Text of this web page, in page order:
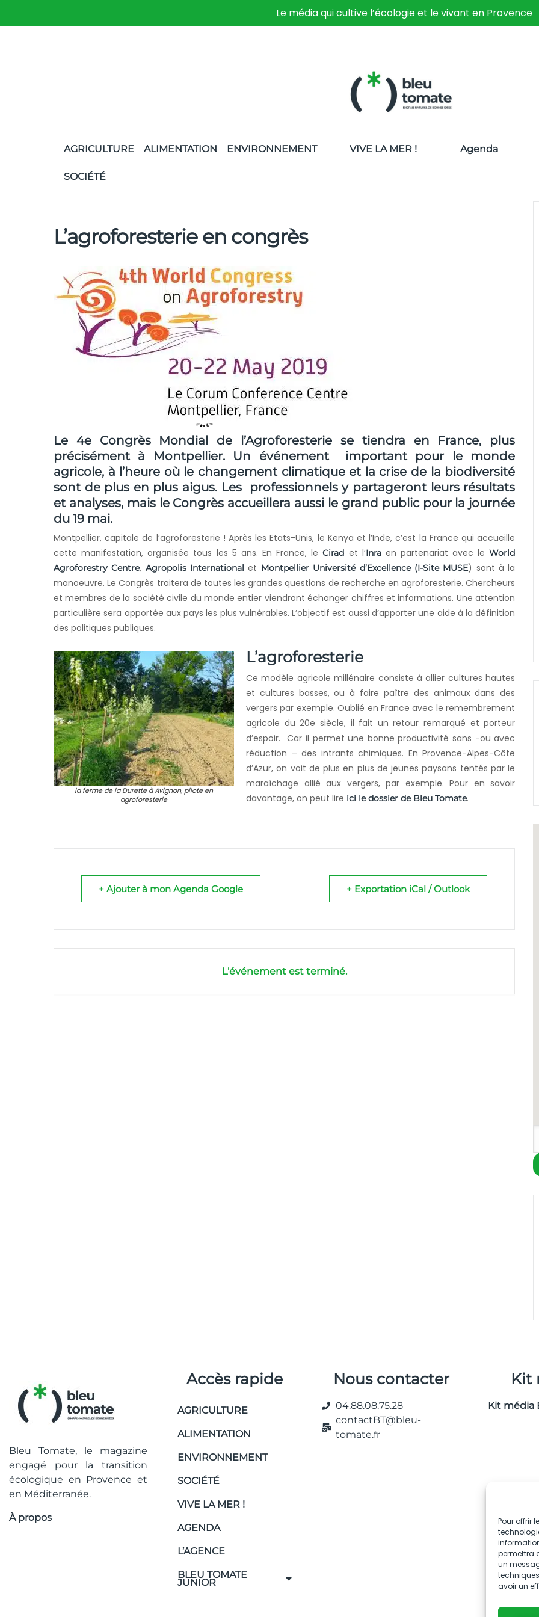
Pour offrir
permettra
un
avoir un
Le média qui cultive l’écologie et le vivant en Provence
AGRICULTURE ALIMENTATION ENVIRONNEMENT
SOCIÉTÉ
VIVE LA MER ! Agenda
L’agroforesterie en congrès
Le 4e Congrès Mondial de l’Agroforesterie se tiendra en France, plus
précisément à Montpellier. Un événement important pour le monde
agricole, à l’heure où le changement climatique et la crise de la biodiversité
sont de plus en plus aigus. Les professionnels y partageront leurs résultats
et analyses, mais le Congrès accueillera aussi le grand public pour la journée
du 19 mai.
Montpellier, capitale de l’agroforesterie ! Après les Etats-Unis, le Kenya et l’Inde, c’est la France qui accueille
cette manifestation, organisée tous les 5 ans. En France, leCirad et l’Inraen partenariat avec le World
Agroforestry Centre, Agropolis International et Montpellier Université d’Excellence (I-Site MUSE) sont à la
manoeuvre. Le Congrès traitera de toutes les grandes questions de recherche en agroforesterie. Chercheurs
et membres de la société civile du monde entier viendront échanger chiffres et informations. Une attention
particulière sera apportée aux pays les plus vulnérables. L’objectif est aussi d’apporter une aide à la définition
des politiques publiques.
la ferme de la Durette à Avignon, pilote en
agroforesterie
L’agroforesterie
Ce modèle agricole millénaire consiste à allier cultures hautes
et cultures basses, ou à faire paître des animaux dans des
vergers par exemple. Oublié en France avec le remembrement
agricole du 20e siècle, il fait un retour remarqué et porteur
d’espoir. Car il permet une bonne productivité sans -ou avec
réduction – des intrants chimiques. En Provence-Alpes-Côte
d’Azur, on voit de plus en plus de jeunes paysans tentés par le
maraîchage allié aux vergers, par exemple. Pour en savoir
davantage, on peut lire ici le dossier de Bleu Tomate.
+ Ajouter à mon Agenda Google + Exportation iCal / Outlook
L'événement est terminé.
Bleu Tomate, le magazine
engagé pour la transition
écologique en Provence et
en Méditerranée.
À propos
Accès rapide
AGRICULTURE
ALIMENTATION
ENVIRONNEMENT
SOCIÉTÉ
VIVE LA MER !
AGENDA
L’AGENCE
BLEU TOMATE
JUNIOR
Nous contacter
04.88.08.75.28
contactBT@bleu-
tomate.fr
Kit
Kit média